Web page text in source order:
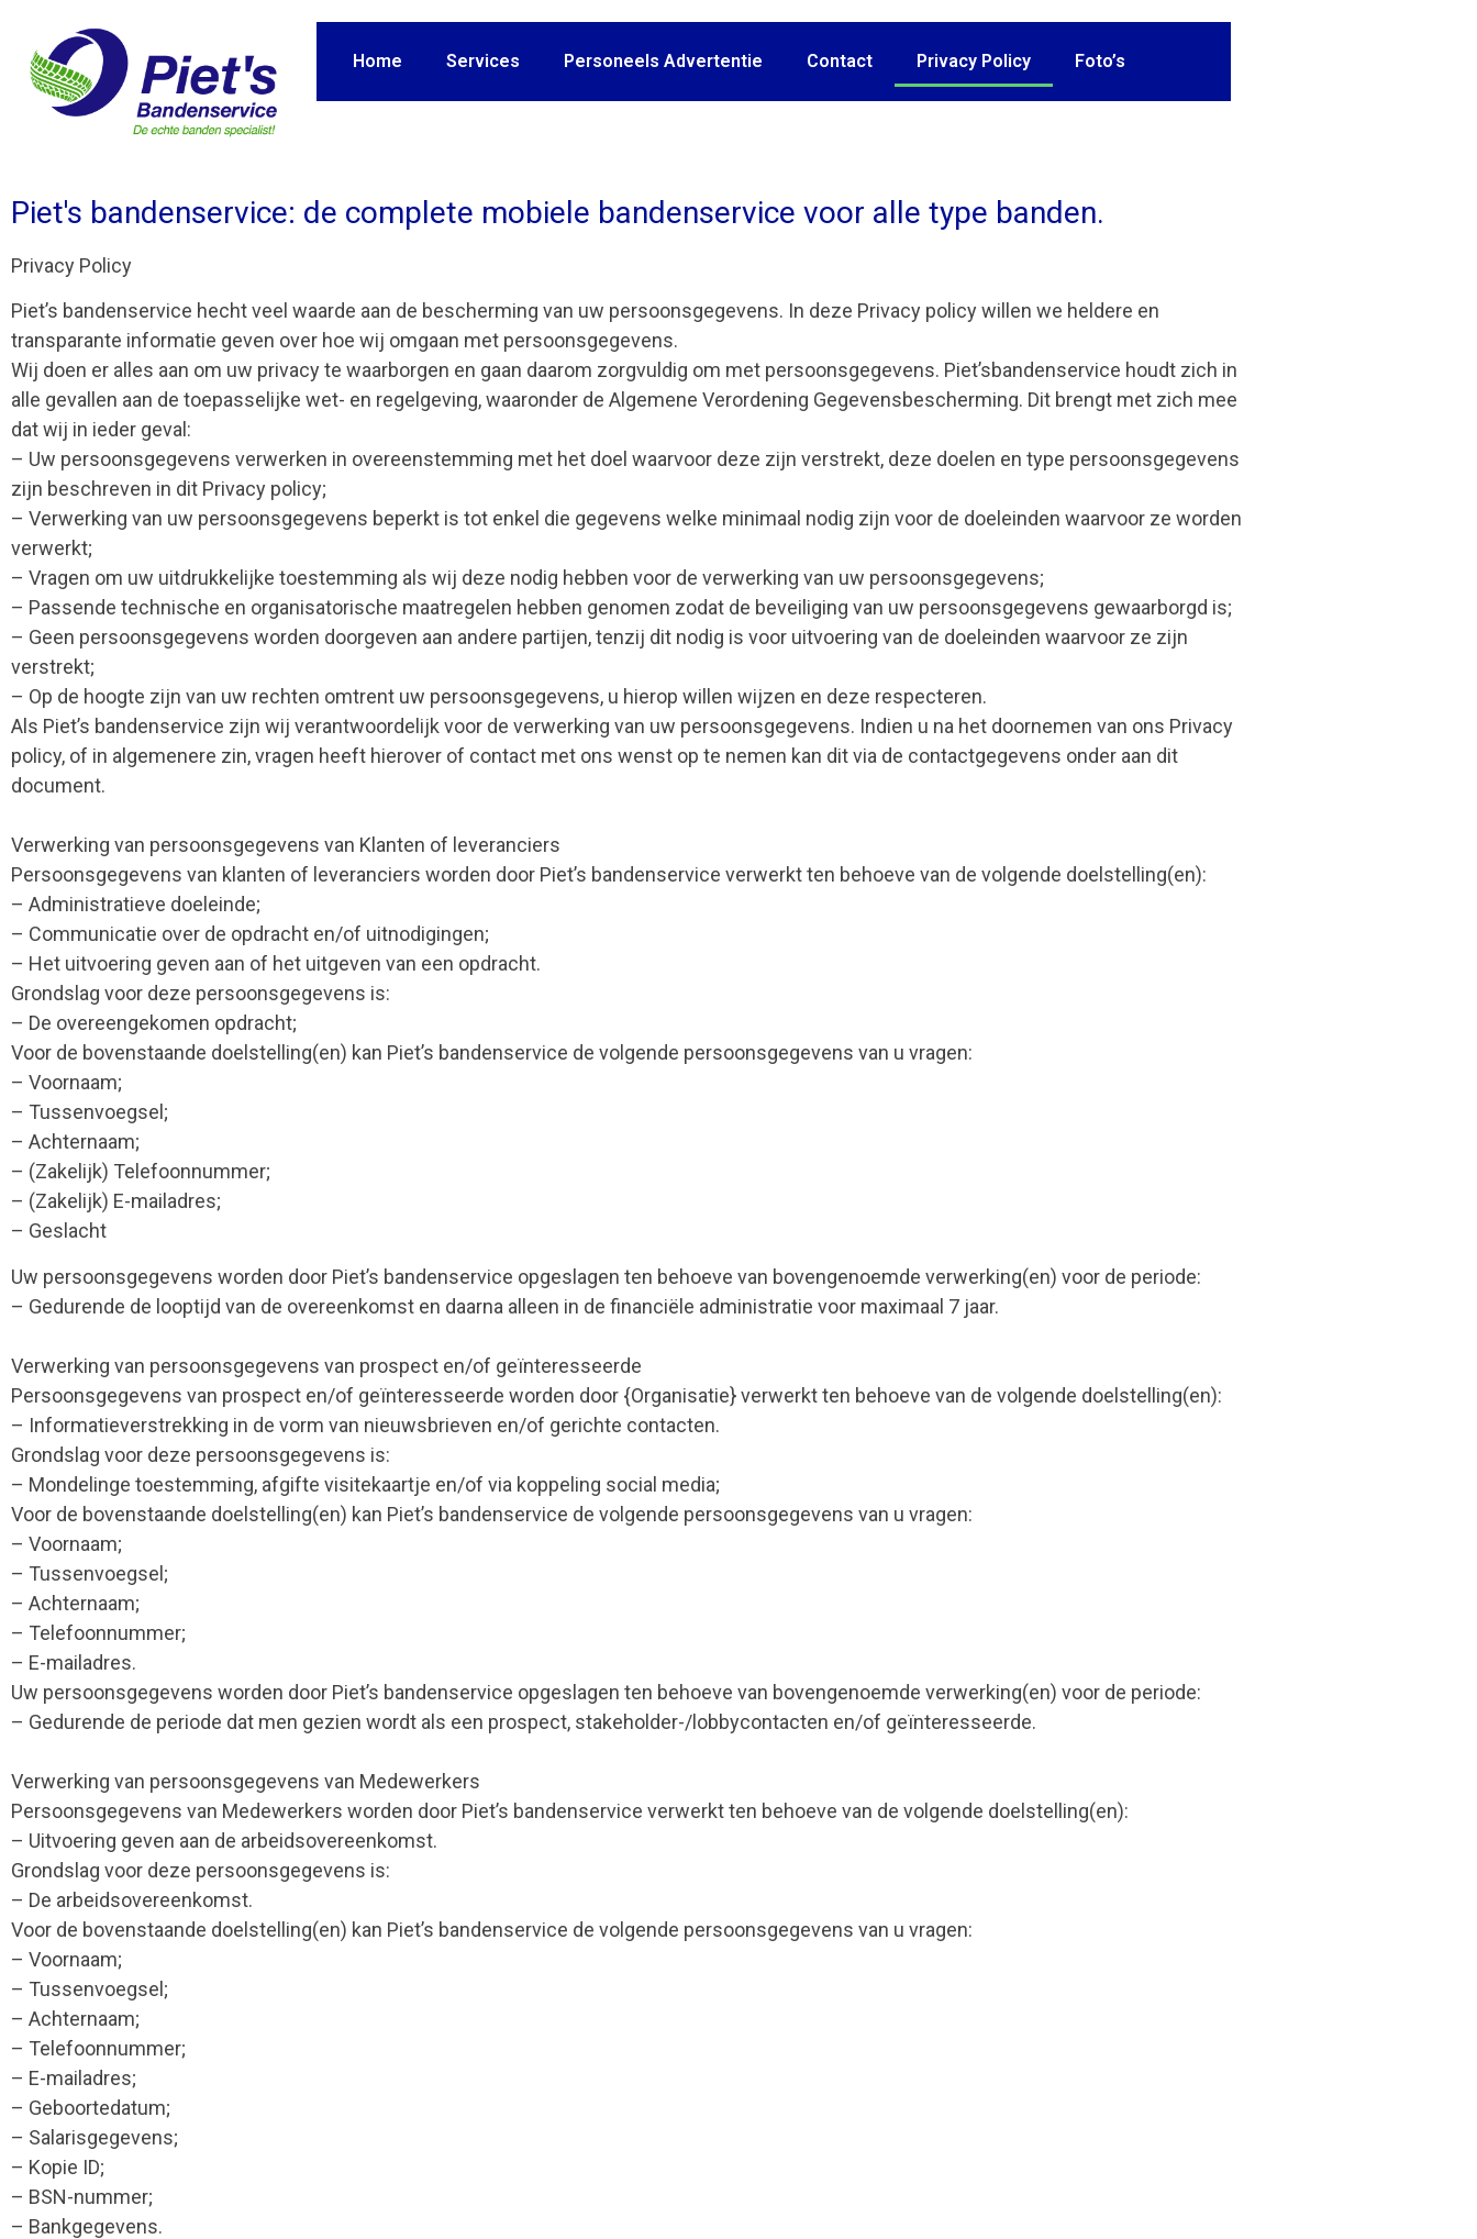
Home Services Personeels Advertentie Contact Privacy Policy Foto’s
Piet's bandenservice: de complete mobiele bandenservice voor alle type banden.
Privacy Policy
Piet’s bandenservice hecht veel waarde aan de bescherming van uw persoonsgegevens. In deze Privacy policy willen we heldere en
transparante informatie geven over hoe wij omgaan met persoonsgegevens.
Wij doen er alles aan om uw privacy te waarborgen en gaan daarom zorgvuldig om met persoonsgegevens. Piet’sbandenservice houdt zich in
alle gevallen aan de toepasselijke wet- en regelgeving, waaronder de Algemene Verordening Gegevensbescherming. Dit brengt met zich mee
dat wij in ieder geval:
– Uw persoonsgegevens verwerken in overeenstemming met het doel waarvoor deze zijn verstrekt, deze doelen en type persoonsgegevens
zijn beschreven in dit Privacy policy;
– Verwerking van uw persoonsgegevens beperkt is tot enkel die gegevens welke minimaal nodig zijn voor de doeleinden waarvoor ze worden
verwerkt;
– Vragen om uw uitdrukkelijke toestemming als wij deze nodig hebben voor de verwerking van uw persoonsgegevens;
– Passende technische en organisatorische maatregelen hebben genomen zodat de beveiliging van uw persoonsgegevens gewaarborgd is;
– Geen persoonsgegevens worden doorgeven aan andere partijen, tenzij dit nodig is voor uitvoering van de doeleinden waarvoor ze zijn
verstrekt;
– Op de hoogte zijn van uw rechten omtrent uw persoonsgegevens, u hierop willen wijzen en deze respecteren.
Als Piet’s bandenservice zijn wij verantwoordelijk voor de verwerking van uw persoonsgegevens. Indien u na het doornemen van ons Privacy
policy, of in algemenere zin, vragen heeft hierover of contact met ons wenst op te nemen kan dit via de contactgegevens onder aan dit
document.
Verwerking van persoonsgegevens van Klanten of leveranciers
Persoonsgegevens van klanten of leveranciers worden door Piet’s bandenservice verwerkt ten behoeve van de volgende doelstelling(en):
– Administratieve doeleinde;
– Communicatie over de opdracht en/of uitnodigingen;
– Het uitvoering geven aan of het uitgeven van een opdracht.
Grondslag voor deze persoonsgegevens is:
– De overeengekomen opdracht;
Voor de bovenstaande doelstelling(en) kan Piet’s bandenservice de volgende persoonsgegevens van u vragen:
– Voornaam;
– Tussenvoegsel;
– Achternaam;
– (Zakelijk) Telefoonnummer;
– (Zakelijk) E-mailadres;
– Geslacht
Uw persoonsgegevens worden door Piet’s bandenservice opgeslagen ten behoeve van bovengenoemde verwerking(en) voor de periode:
– Gedurende de looptijd van de overeenkomst en daarna alleen in de financiële administratie voor maximaal 7 jaar.
Verwerking van persoonsgegevens van prospect en/of geïnteresseerde
Persoonsgegevens van prospect en/of geïnteresseerde worden door {Organisatie} verwerkt ten behoeve van de volgende doelstelling(en):
– Informatieverstrekking in de vorm van nieuwsbrieven en/of gerichte contacten.
Grondslag voor deze persoonsgegevens is:
– Mondelinge toestemming, afgifte visitekaartje en/of via koppeling social media;
Voor de bovenstaande doelstelling(en) kan Piet’s bandenservice de volgende persoonsgegevens van u vragen:
– Voornaam;
– Tussenvoegsel;
– Achternaam;
– Telefoonnummer;
– E-mailadres.
Uw persoonsgegevens worden door Piet’s bandenservice opgeslagen ten behoeve van bovengenoemde verwerking(en) voor de periode:
– Gedurende de periode dat men gezien wordt als een prospect, stakeholder-/lobbycontacten en/of geïnteresseerde.
Verwerking van persoonsgegevens van Medewerkers
Persoonsgegevens van Medewerkers worden door Piet’s bandenservice verwerkt ten behoeve van de volgende doelstelling(en):
– Uitvoering geven aan de arbeidsovereenkomst.
Grondslag voor deze persoonsgegevens is:
– De arbeidsovereenkomst.
Voor de bovenstaande doelstelling(en) kan Piet’s bandenservice de volgende persoonsgegevens van u vragen:
– Voornaam;
– Tussenvoegsel;
– Achternaam;
– Telefoonnummer;
– E-mailadres;
– Geboortedatum;
– Salarisgegevens;
– Kopie ID;
– BSN-nummer;
– Bankgegevens.